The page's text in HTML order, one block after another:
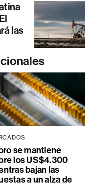
las
se mantiene
los US$4.300
bajan las
a un alza de